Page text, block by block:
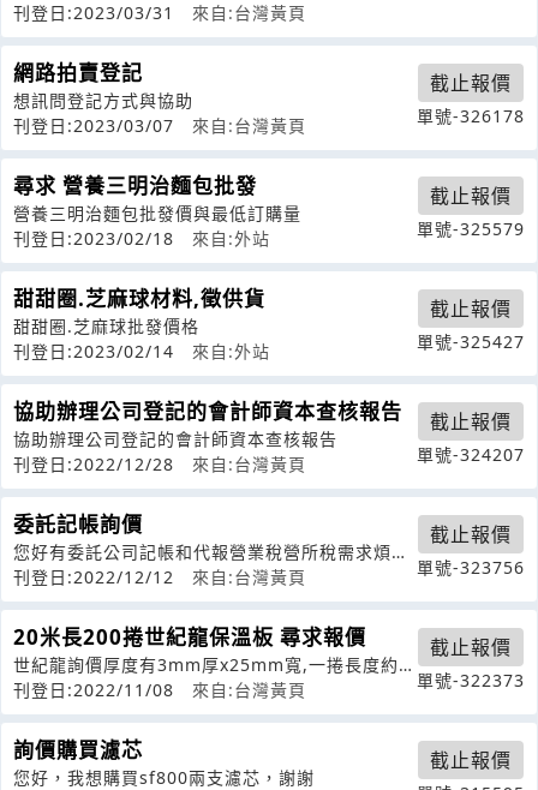
6-7月舉辦請聯繫我
刊登日:2023/03/31 來自:台灣黃頁
網路拍賣登記
想訊問登記方式與協助
刊登日:2023/03/07
來自:台灣黃頁
截止報價
單號-326178
尋求 營養三明治麵包批發
營養三明治麵包批發價與最低訂購量
刊登日:2023/02/18
來自:外站
截止報價
單號-325579
甜甜圈.芝麻球材料,徵供貨
甜甜圈.芝麻球批發價格
刊登日:2023/02/14
來自:外站
截止報價
單號-325427
協助辦理公司登記的會計師資本查核報告
協助辦理公司登記的會計師資本查核報告
刊登日:2022/12/28
來自:台灣黃頁
截止報價
單號-324207
委託記帳詢價
您好有委託公司記帳和代報營業稅營所稅需求煩請
協助報價
刊登日:2022/12/12 來自:台灣黃頁
截止報價
單號-323756
20米長200捲世紀龍保溫板 尋求報價
世紀龍詢價厚度有3mm厚x25mm寬,一捲長度約
20m長,要2000捲以上,價格
刊登日:2022/11/08 來自:台灣黃頁
截止報價
單號-322373
詢價購買濾芯
您好，我想購買sf800兩支濾芯，謝謝
截止報價